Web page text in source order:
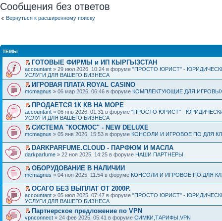
Сообщения без ответов
Вернуться к расширенному поиску
ТЕМЫ
ГОТОВЫЕ ФИРМЫ и ИП КЫРГЫЗСТАН
accountant » 29 июл 2026, 10:24 в форуме "ПРОСТО ЮРИСТ" -
УСЛУГИ ДЛЯ ВАШЕГО БИЗНЕСА
ИГРОВАЯ ПЛАТА ROYAL CASINO
mcmagnus » 06 мар 2026, 06:46 в форуме КОМПЛЕКТУЮЩИЕ ДЛЯ
ПРОДАЕТСЯ 1К КВ НА МОРЕ
accountant » 06 янв 2026, 01:31 в форуме "ПРОСТО ЮРИСТ" -
УСЛУГИ ДЛЯ ВАШЕГО БИЗНЕСА
СИСТЕМА "КОСМОС" - NEW DELUXE
mcmagnus » 05 янв 2026, 15:53 в форуме КОНСОЛИ И ИГРОВОЕ ПО ДЛЯ
DARKPARFUME.CLOUD - ПАРФЮМ И МАСЛА
darkparfume » 22 ноя 2025, 14:25 в форуме НАШИ ПАРТНЕРЫ
ОБОРУДОВАНИЕ В НАЛИЧИИ
mcmagnus » 04 ноя 2025, 11:54 в форуме КОНСОЛИ И ИГРОВОЕ ПО ДЛЯ
ОСАГО БЕЗ ВЫПЛАТ ОТ 2000Р.
accountant » 05 июл 2025, 07:47 в форуме "ПРОСТО ЮРИСТ" -
УСЛУГИ ДЛЯ ВАШЕГО БИЗНЕСА
Партнерское предложение по VPN
vpnconnect » 24 фев 2025, 05:41 в форуме СИМКИ,ТАРИФЫ,VPN